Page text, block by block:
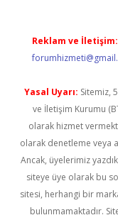
Reklam ve İletişim:
Yasal Uyarı: Sitemiz,
ve İletişim Kurumu
olarak hizmet
olarak denetleme veya
Ancak, üyelerimiz
siteye üye olarak bu
sitesi, herhangi bir
bulunmamaktadır.